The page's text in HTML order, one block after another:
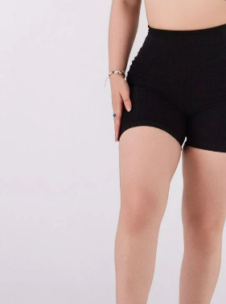
ABRIR
IMAGEN
EN
PANTALLA